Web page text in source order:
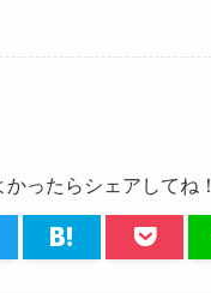
かったらシェアしてね！